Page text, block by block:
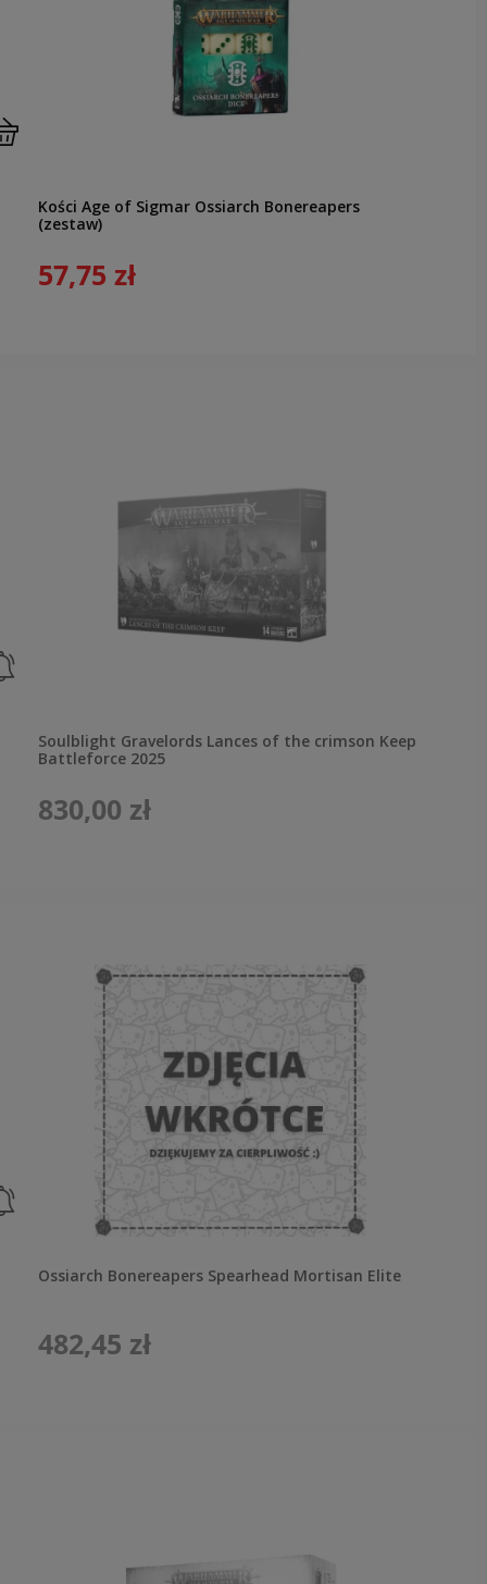
Kości Age of Sigmar Ossiarch Bonereapers
(zestaw)
57,75 zł
Soulblight Gravelords Lances of the crimson Keep
Battleforce 2025
830,00 zł
Ossiarch Bonereapers Spearhead Mortisan Elite
482,45 zł